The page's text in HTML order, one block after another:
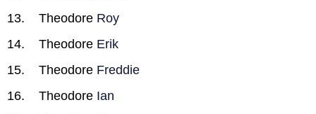
Theodore Roy
Theodore Erik
Theodore Freddie
Theodore Ian